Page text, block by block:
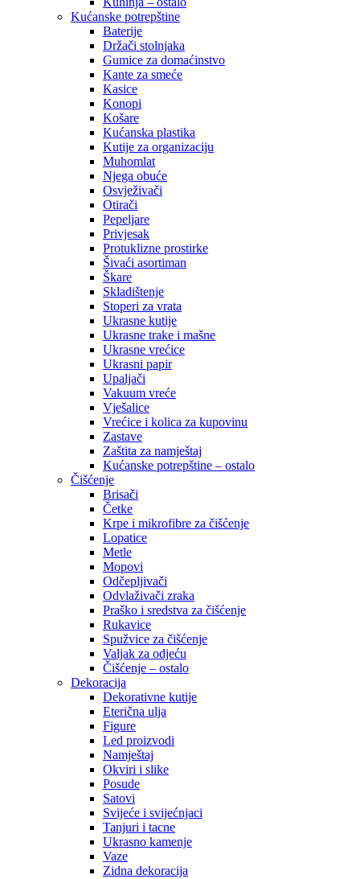
Kućanske potrepštine
Baterije
Držači stolnjaka
Gumice za domaćinstvo
Kante za smeće
Kasice
Konopi
Košare
Kućanska plastika
Kutije za organizaciju
Muhomlat
Njega obuće
Osvježivači
Otirači
Pepeljare
Privjesak
Protuklizne prostirke
Šivaći asortiman
Škare
Skladištenje
Stoperi za vrata
Ukrasne kutije
Ukrasne trake i mašne
Ukrasne vrećice
Ukrasni papir
Upaljači
Vakuum vreće
Vješalice
Vrećice i kolica za kupovinu
Zastave
Zaštita za namještaj
Kućanske potrepštine – ostalo
Čišćenje
Brisači
Četke
Krpe i mikrofibre za čišćenje
Lopatice
Metle
Mopovi
Odčepljivači
Odvlaživači zraka
Praško i sredstva za čišćenje
Rukavice
Spužvice za čišćenje
Valjak za odjeću
Čišćenje – ostalo
Dekoracija
Dekorativne kutije
Eterična ulja
Figure
Led proizvodi
Namještaj
Okviri i slike
Posude
Satovi
Svijeće i svijećnjaci
Tanjuri i tacne
Ukrasno kamenje
Vaze
Zidna dekoracija